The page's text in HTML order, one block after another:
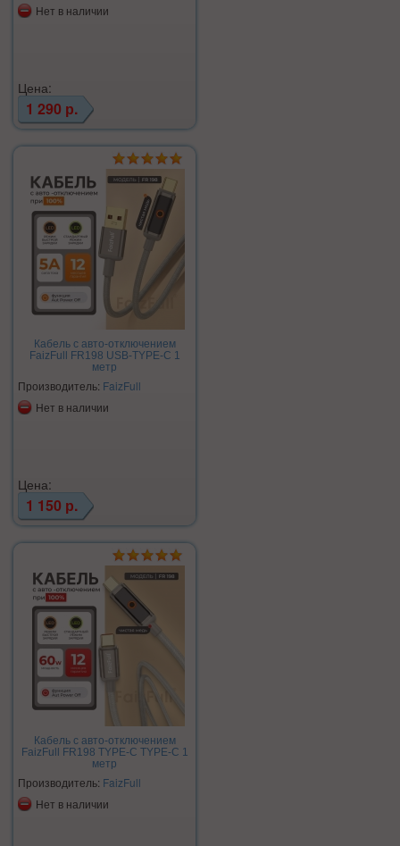
Нет в наличии
Цена:
1 290 р.
Кабель с авто-отключением
FaizFull FR198 USB-TYPE-C 1
метр
Производитель: FaizFull
Нет в наличии
Цена:
1 150 р.
Кабель с авто-отключением
FaizFull FR198 TYPE-C TYPE-C 1
метр
Производитель: FaizFull
Нет в наличии